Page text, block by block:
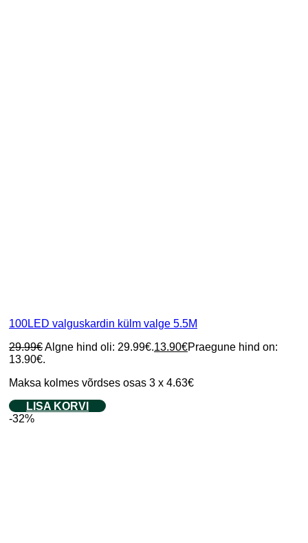
100LED valguskardin külm valge 5.5M
29.99€Algne hind oli: 29.99€.13.90€Praegune hind on:
13.90€.
Maksa kolmes võrdses osas 3 x 4.63€
LISA KORVI
-32%